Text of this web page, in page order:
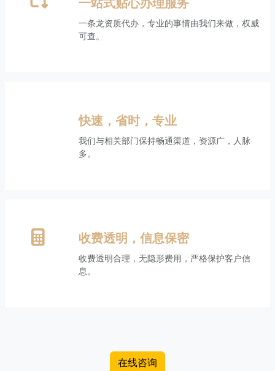
一站式贴心办理服务
一条龙资质代办，专业的事情由我们来做，权威
可查。
快速，省时，专业
我们与相关部门保持畅通渠道，资源广，人脉
多。
收费透明，信息保密
收费透明合理，无隐形费用，严格保护客户信
息。
在线咨询